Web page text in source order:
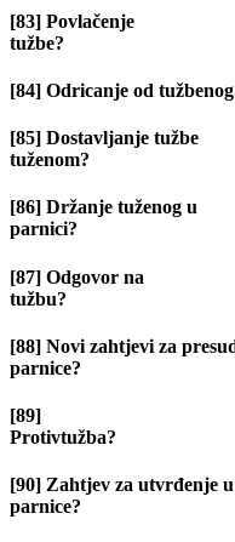
[83] Povlačenje
[84] Odricanje od
[85] Dostavljanje tužbe
[86] Držanje tuženog u
[87] Odgovor na
[88] Novi zahtjevi za
[89]
[90] Zahtjev za utvrđenje